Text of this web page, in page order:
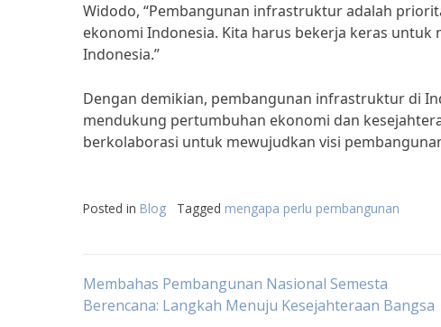
Widodo, “Pembangunan infrastruktur adalah
ekonomi Indonesia. Kita harus bekerja keras
Indonesia.”
Dengan demikian, pembangunan infrastruktur di
mendukung pertumbuhan ekonomi dan
berkolaborasi untuk mewujudkan visi
Posted in Blog Tagged mengapa perlu pembangunan
Post
Membahas Pembangunan Nasional Semesta
Berencana: Langkah Menuju Kesejahteraan Bangsa